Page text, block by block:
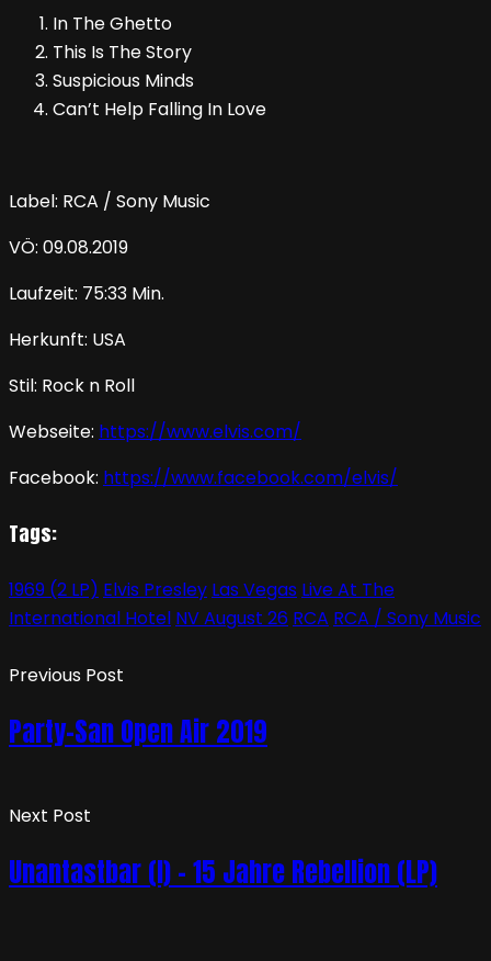
In The Ghetto
This Is The Story
Suspicious Minds
Can’t Help Falling In Love
Label: RCA / Sony Music
VÖ: 09.08.2019
Laufzeit: 75:33 Min.
Herkunft: USA
Stil: Rock n Roll
Webseite: https://www.elvis.com/
Facebook: https://www.facebook.com/elvis/
Tags:
1969 (2 LP) Elvis Presley Las Vegas Live At The
International Hotel NV August 26 RCA RCA / Sony Music
Previous Post
Party-San Open Air 2019
Next Post
Unantastbar (I) – 15 Jahre Rebellion (LP)